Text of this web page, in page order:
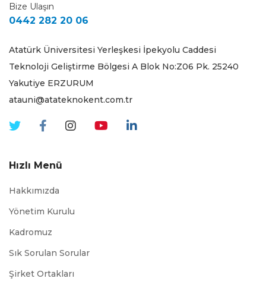
Bize Ulaşın
0442 282 20 06
Atatürk Üniversitesi Yerleşkesi İpekyolu Caddesi
Teknoloji Geliştirme Bölgesi A Blok No:Z06 Pk. 25240
Yakutiye ERZURUM
atauni@atateknokent.com.tr
Hızlı Menü
Hakkımızda
Yönetim Kurulu
Kadromuz
Sık Sorulan Sorular
Şirket Ortakları